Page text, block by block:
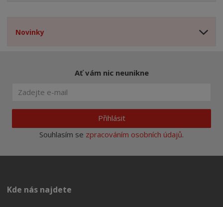
Novinky
Ať vám nic neunikne
Přihlásit
Souhlasím se zpracováním osobních údajů.
Kde nás najdete